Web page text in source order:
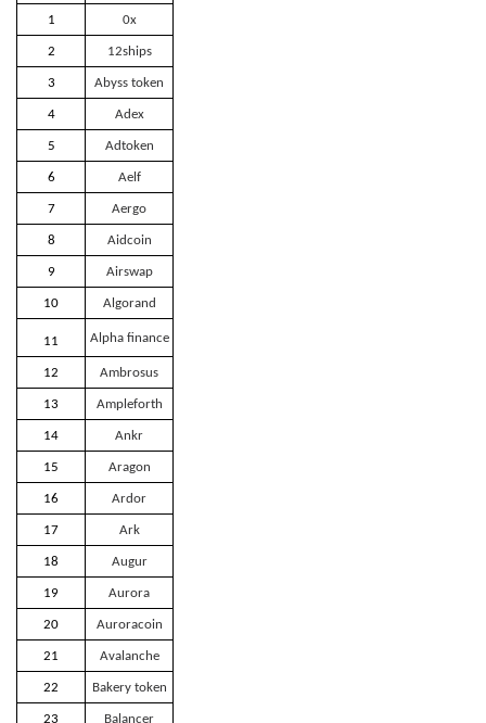
1 0x
2 12ships
3 Abyss token
4 Adex
5 Adtoken
6 Aelf
7 Aergo
8 Aidcoin
9 Airswap
10 Algorand
11 Alpha finance
12 Ambrosus
13 Ampleforth
14 Ankr
15 Aragon
16 Ardor
17 Ark
18 Augur
19 Aurora
20 Auroracoin
21 Avalanche
22 Bakery token
23 Balancer